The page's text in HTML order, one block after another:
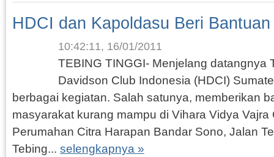
HDCI dan Kapoldasu Beri Bantuan
10:42:11, 16/01/2011
TEBING TINGGI- Menjelang datangnya
Davidson Club Indonesia (HDCI)
berbagai kegiatan. Salah satunya, memberikan
masyarakat kurang mampu di Vihara Vidya
Perumahan Citra Harapan Bandar Sono, Jalan
Tebing... selengkapnya »